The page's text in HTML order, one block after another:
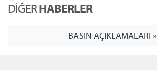
DİĞERHABERLER
BASIN AÇIKLAMALARI »